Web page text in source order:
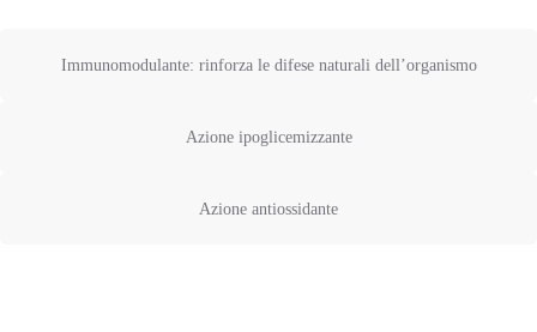
Immunomodulante: rinforza le difese naturali dell’organismo
Azione ipoglicemizzante
Azione antiossidante